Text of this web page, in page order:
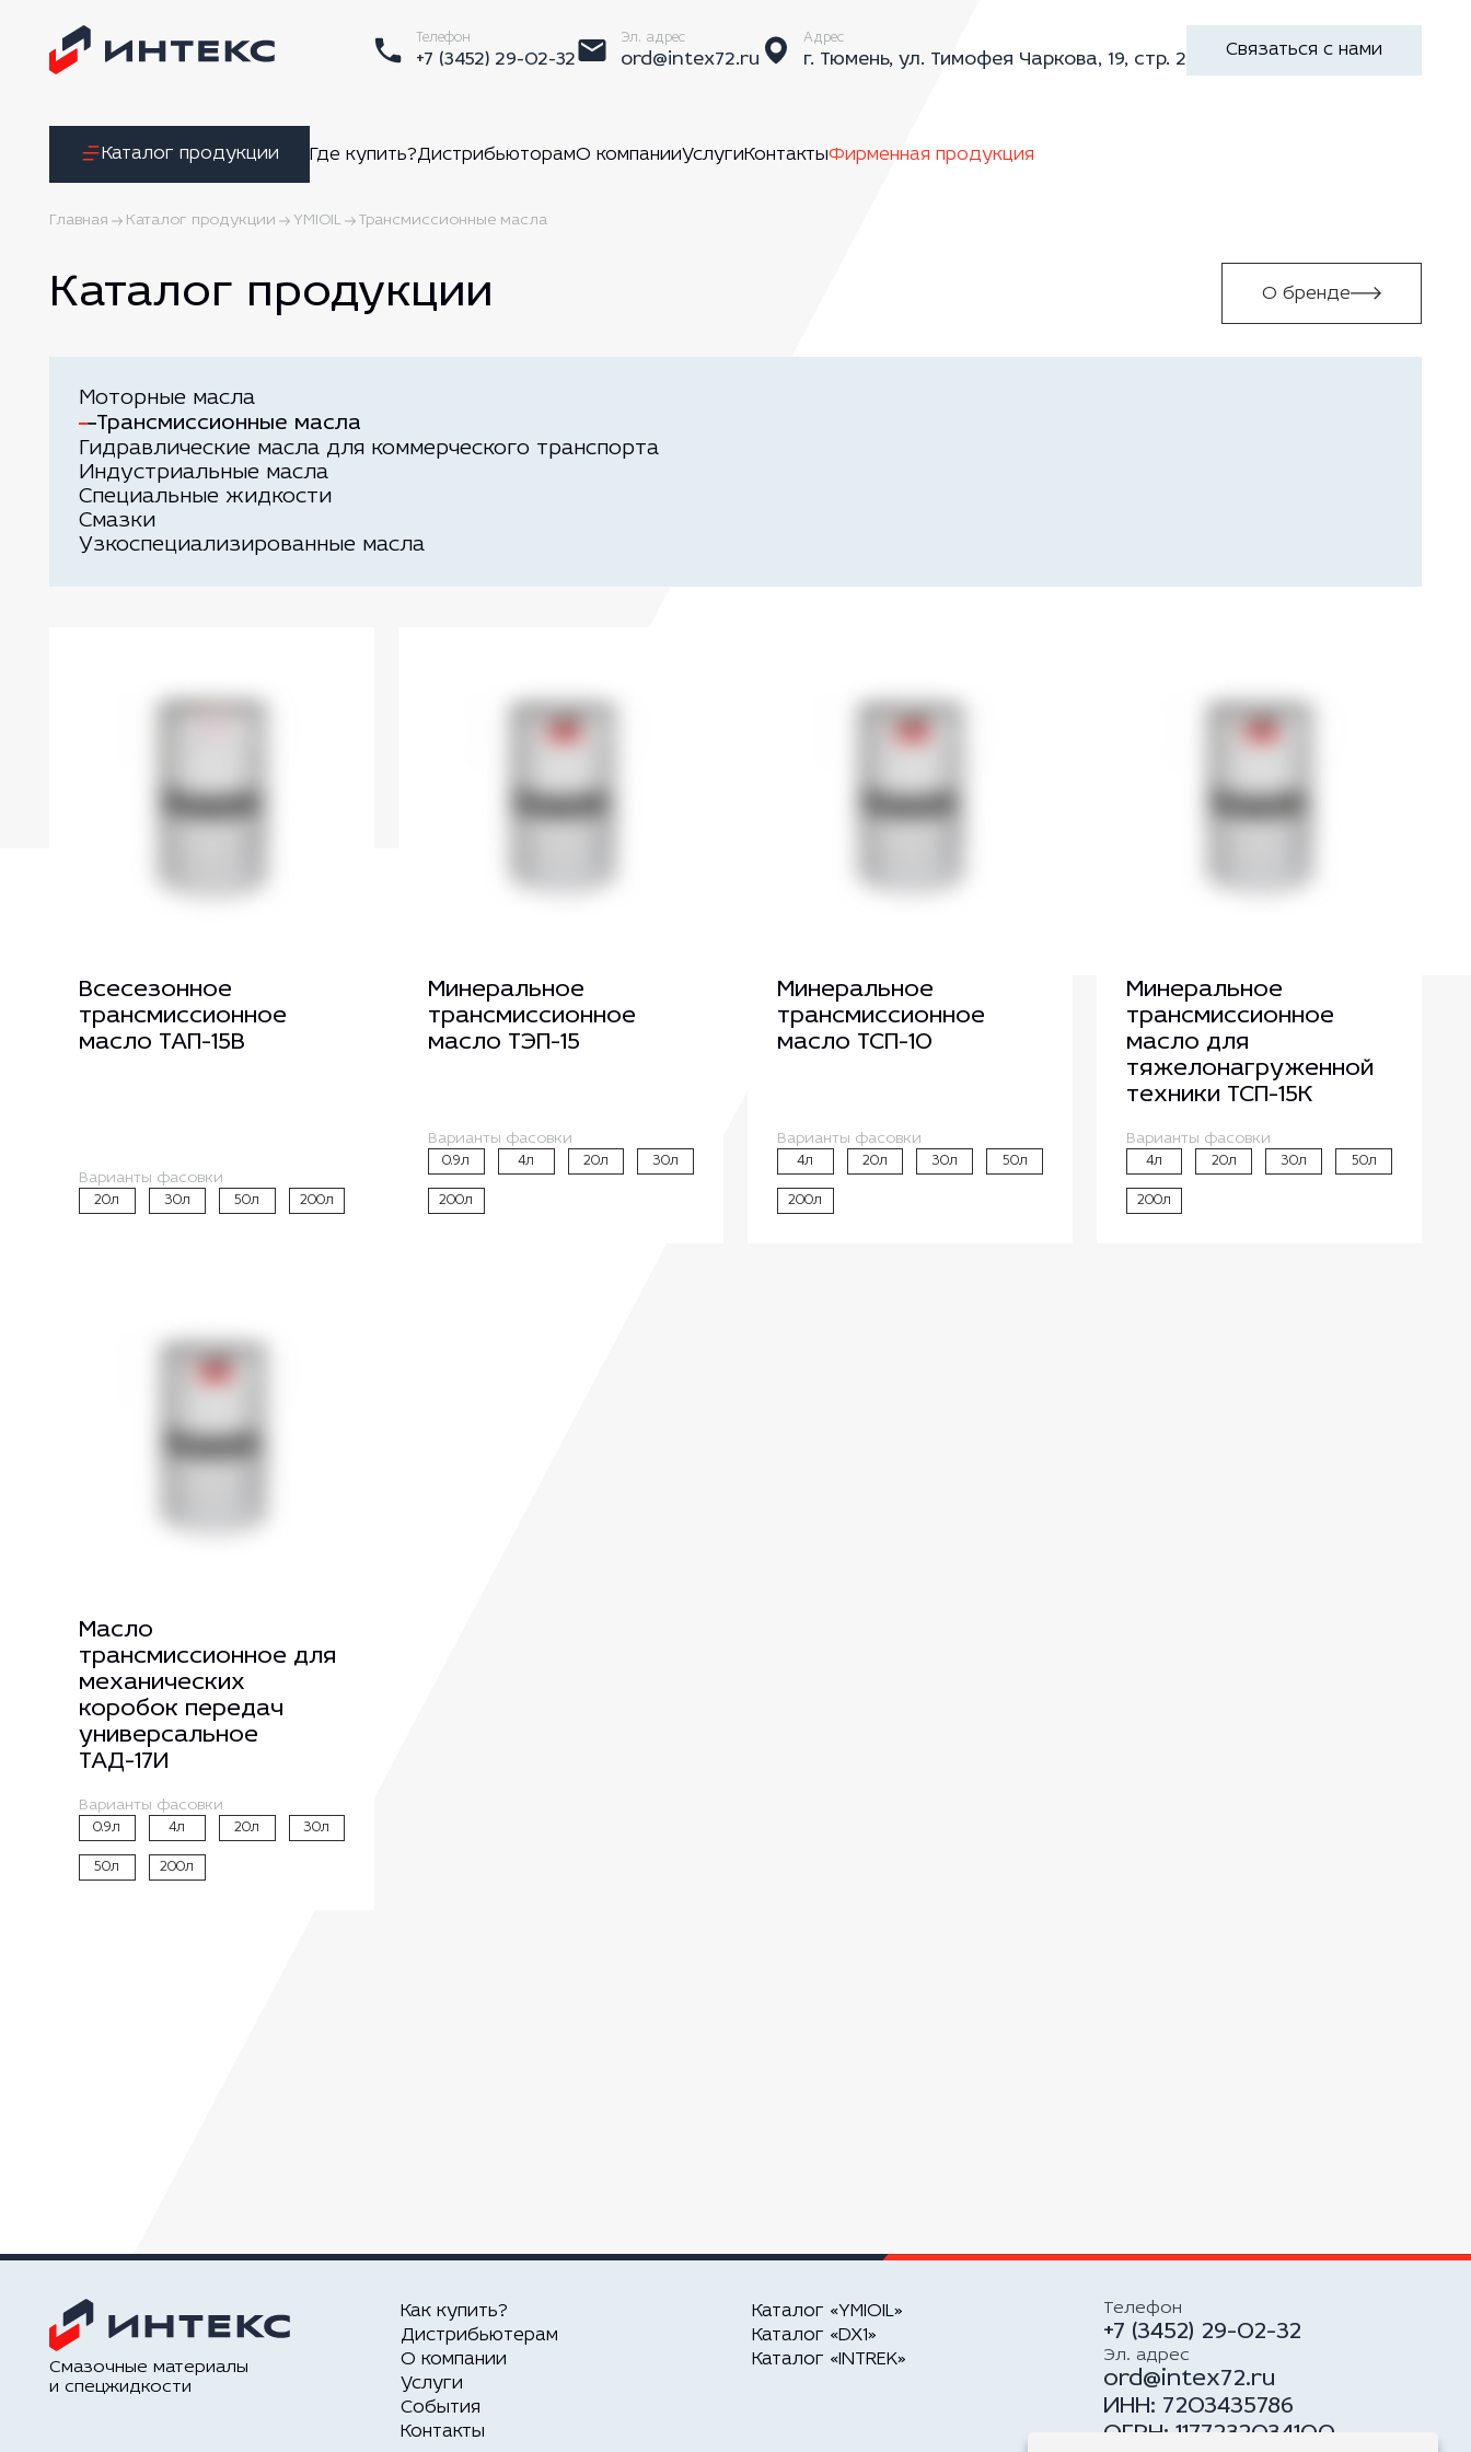
Телефон
+7 (3452) 29-02-32
Эл. адрес
ord@intex72.ru
Адрес
г. Тюмень, ул. Тимофея Чаркова, 19, стр. 2 Связаться с нами
Каталог продукции Где купить?ДистрибьюторамО компанииУслугиКонтактыФирменная продукция
Главная Каталог продукции YMIOIL Трансмиссионные масла
Каталог продукции О бренде
Моторные масла
Трансмиссионные масла
Гидравлические масла для коммерческого транспорта
Индустриальные масла
Специальные жидкости
Смазки
Узкоспециализированные масла
Всесезонное
трансмиссионное
масло ТАП-15В
Варианты фасовки
20л 30л 50л 200л
Минеральное
трансмиссионное
масло ТЭП-15
Варианты фасовки
0.9л 4л 20л 30л
200л
Минеральное
трансмиссионное
масло ТСП-10
Варианты фасовки
4л 20л 30л 50л
200л
Минеральное
трансмиссионное
масло для
тяжелонагруженной
техники ТСП-15К
Варианты фасовки
4л 20л 30л 50л
200л
Масло
трансмиссионное для
механических
коробок передач
универсальное
ТАД-17И
Варианты фасовки
0.9л 4л 20л 30л
50л 200л
Смазочные материалы
и спецжидкости
Как купить?
Дистрибьютерам
О компании
Услуги
События
Контакты
Каталог «YMIOIL»
Каталог «DX1»
Каталог «INTREK»
Телефон
+7 (3452) 29-02-32
Эл. адрес
ord@intex72.ru
ИНН: 7203435786
ОГРН: 1177232034100